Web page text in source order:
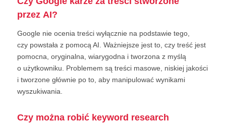
przez AI?
Google nie ocenia treści wyłącznie na podstawie tego,
czy powstała z pomocą AI. Ważniejsze jest to, czy treść jest
pomocna, oryginalna, wiarygodna i tworzona z myślą
o użytkowniku. Problemem są treści masowe, niskiej jakości
i tworzone głównie po to, aby manipulować wynikami
wyszukiwania.
Czy można robić keyword research